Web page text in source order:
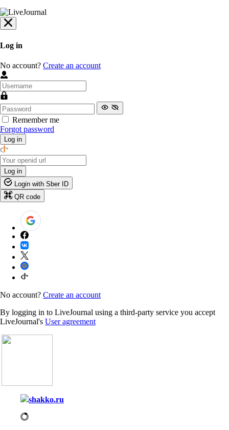
Log in
No account? Create an account
Remember me
Forgot password
Log in
Log in
Login with Sber ID
QR code
No account? Create an account
By logging in to LiveJournal using a third-party service you accept
LiveJournal's User agreement
shakko.ru